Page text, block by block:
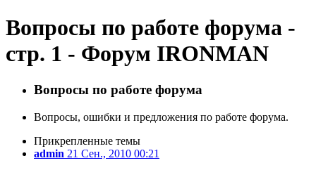
Вопросы по работе форума -
стр. 1 - Форум IRONMAN
Вопросы по работе форума
Вопросы, ошибки и предложения по работе форума.
Прикрепленные темы
admin 21 Сен., 2010 00:21